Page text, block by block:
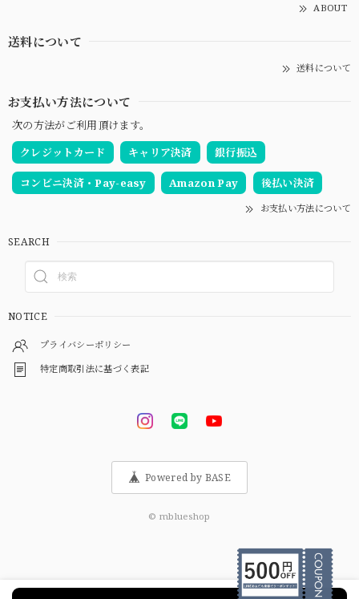
ABOUT
送料について
送料について
お支払い方法について
次の方法がご利用頂けます。
クレジットカード
キャリア決済 銀行振込
コンビニ決済・Pay-easy Amazon Pay 後払い決済
お支払い方法について
SEARCH
NOTICE
プライバシーポリシー
特定商取引法に基づく表記
Powered by BASE
© mblueshop